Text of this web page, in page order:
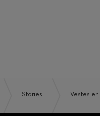
Stories Vestes